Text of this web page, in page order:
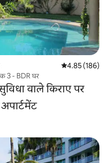
औसत रेटिंग 5 में से
4.85 (186)
3 - BDR घर
वाले किराए पर